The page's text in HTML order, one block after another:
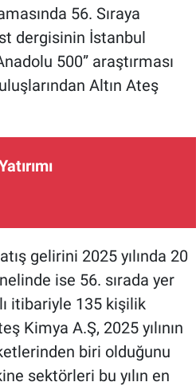
56. Sıraya
dergisinin İstanbul
500” araştırması
Altın Ateş
gelirini 2025 yılında 20
ise 56. sırada yer
itibariyle 135 kişilik
Kimya A.Ş, 2025 yılının
biri olduğunu
sektörleri bu yılın en